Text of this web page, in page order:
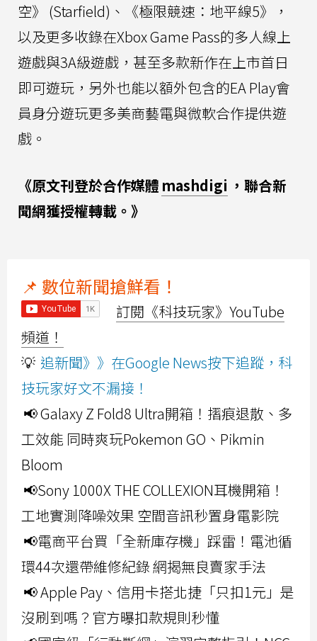
空》 (Starfield)、《極限競速：地平線5》，
以及更多收錄在Xbox Game Pass的多人線上
遊戲與3A級遊戲，甚至多款新作在上市首日
即可遊玩，另外也能以額外包含的EA Play會
員身分遊玩更多美商藝電與微軟合作提供遊
戲。
《原文刊登於合作媒體 mashdigi ，聯合新
聞網獲授權轉載。》
📌 數位新聞搶鮮看！
訂閱《科技玩家》YouTube
頻道！
💡 追新聞》》在Google News按下追蹤，科
技玩家好文不漏接！
📢 Galaxy Z Fold8 Ultra開箱！摺痕退散、多
工效能 同時爽玩Pokemon GO、Pikmin
Bloom
📢Sony 1000X THE COLLEXION耳機開箱！
工地實測降噪效果 空間音訊秒置身電影院
📢電商平台買「全新庫存機」踩雷！電池循
環44次還帶維修紀錄 網揭無良賣家手法
📢 Apple Pay、信用卡搭北捷「只扣1元」是
沒刷到嗎？官方曝扣款規則秒懂